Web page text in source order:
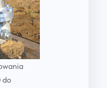
do